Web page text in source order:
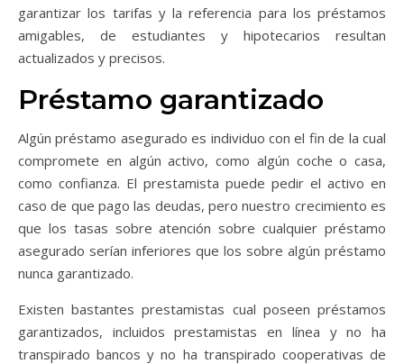
garantizar los tarifas y la referencia para los préstamos
amigables, de estudiantes y hipotecarios resultan
actualizados y precisos.
Préstamo garantizado
Algún préstamo asegurado es individuo con el fin de la cual
compromete en algún activo, como algún coche o casa,
como confianza. El prestamista puede pedir el activo en
caso de que pago las deudas, pero nuestro crecimiento es
que los tasas sobre atención sobre cualquier préstamo
asegurado serían inferiores que los sobre algún préstamo
nunca garantizado.
Existen bastantes prestamistas cual poseen préstamos
garantizados, incluidos prestamistas en línea y no ha
transpirado bancos y no ha transpirado cooperativas de